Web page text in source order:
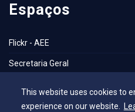
This website uses cookies to
experience on our website.
Espaços
Flickr - AEE
Secretaria Geral
NAI – Núcleo de Assuntos